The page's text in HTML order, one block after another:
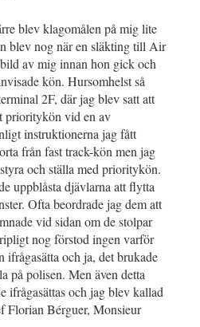
blev klagomålen på mig lite
blev nog när en släkting till Air
av mig innan hon gick och
kön. Hursomhelst så
2F, där jag blev satt att
prioritykön vid en av
instruktionerna jag fått
från fast track-kön men jag
och ställa med prioritykön.
uppblåsta djävlarna att flytta
Ofta beordrade jag dem att
vid sidan om de stolpar
nog förstod ingen varför
ifrågasätta och ja, det brukade
på polisen. Men även detta
ifrågasättas och jag blev kallad
Florian Bérguer, Monsieur